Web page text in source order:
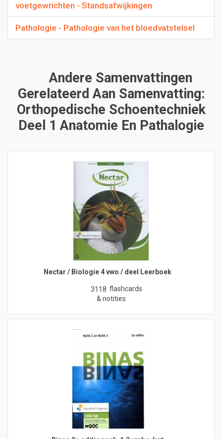
voetgewrichten - Standsafwijkingen
Pathologie - Pathologie van het bloedvatstelsel
Andere Samenvattingen
Gerelateerd Aan Samenvatting:
Orthopedische Schoentechniek
Deel 1 Anatomie En Pathalogie
Nectar / Biologie 4 vwo / deel Leerboek
3118 flashcards
& notities